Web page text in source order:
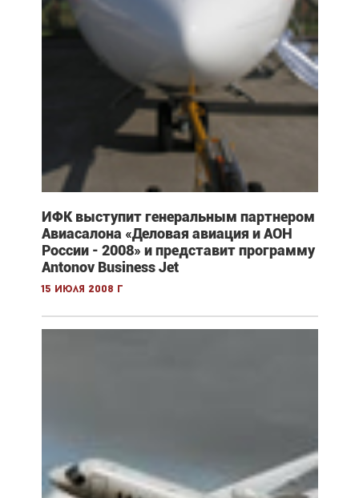
ИФК выступит генеральным партнером
Авиасалона «Деловая авиация и АОН
России - 2008» и представит программу
Antonov Business Jet
15 июля 2008 г